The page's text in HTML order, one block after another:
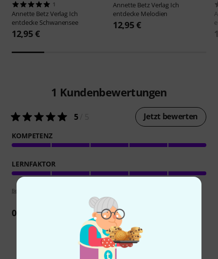
1
Annette Betz Verlag Ich
entdecke Schwanensee
12,95 €
Annette Betz Verlag Ich
entdecke Melodien
12,95 €
1 Kundenbewertungen
5/ 5 Jetzt bewerten
KOMPETENZ
LERNFAKTOR
Bewertungsrichtlinien
0Rezension